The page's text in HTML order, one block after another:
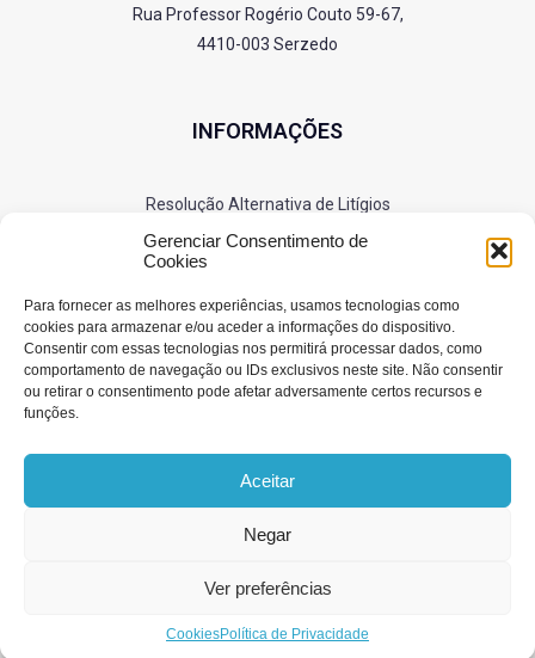
Gerenciar Consentimento de
Cookies
Para fornecer as melhores experiências, usamos tecnologias como
cookies para armazenar e/ou aceder a informações do dispositivo.
Consentir com essas tecnologias nos permitirá processar dados, como
comportamento de navegação ou IDs exclusivos neste site. Não consentir
ou retirar o consentimento pode afetar adversamente certos recursos e
funções.
Aceitar
Negar
Ver preferências
CookiesPolítica de Privacidade
Rua Professor Rogério Couto 59-67,
4410-003 Serzedo
INFORMAÇÕES
Resolução Alternativa de Litígios
Política de Privacidade
SIGA-NOS
Generictec®